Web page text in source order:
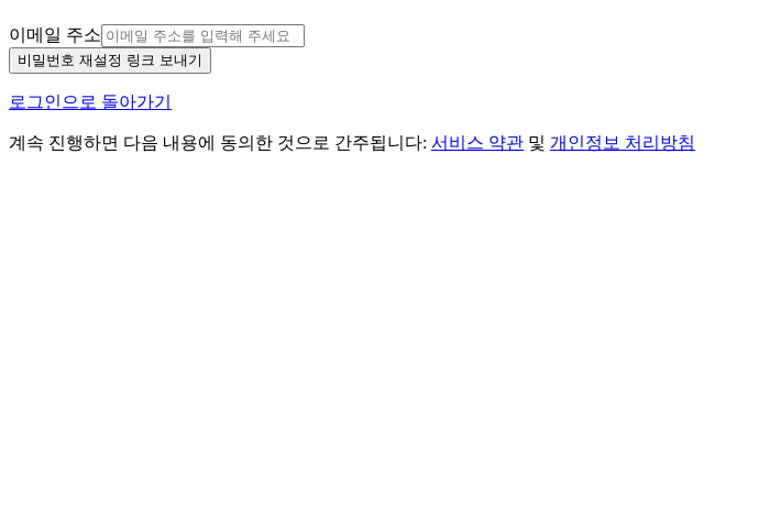
이메일 주소
비밀번호 재설정 링크 보내기
로그인으로 돌아가기
계속 진행하면 다음 내용에 동의한 것으로 간주됩니다: 서비스 약관 및 개인정보 처리방침